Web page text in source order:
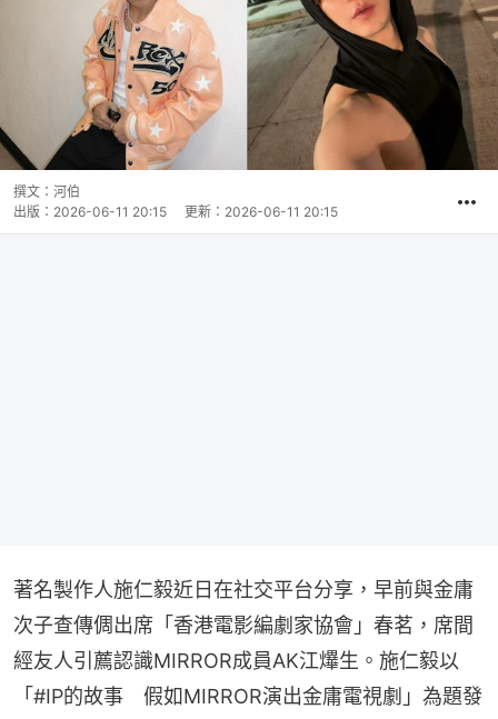
撰文： 河伯
出版： 2026-06-11 20:15 更新： 2026-06-11 20:15
著名製作人施仁毅近日在社交平台分享，早前與金庸
次子查傳倜出席「香港電影編劇家協會」春茗，席間
經友人引薦認識MIRROR成員AK江𤒹生。施仁毅以
「#IP的故事　假如MIRROR演出金庸電視劇」為題發